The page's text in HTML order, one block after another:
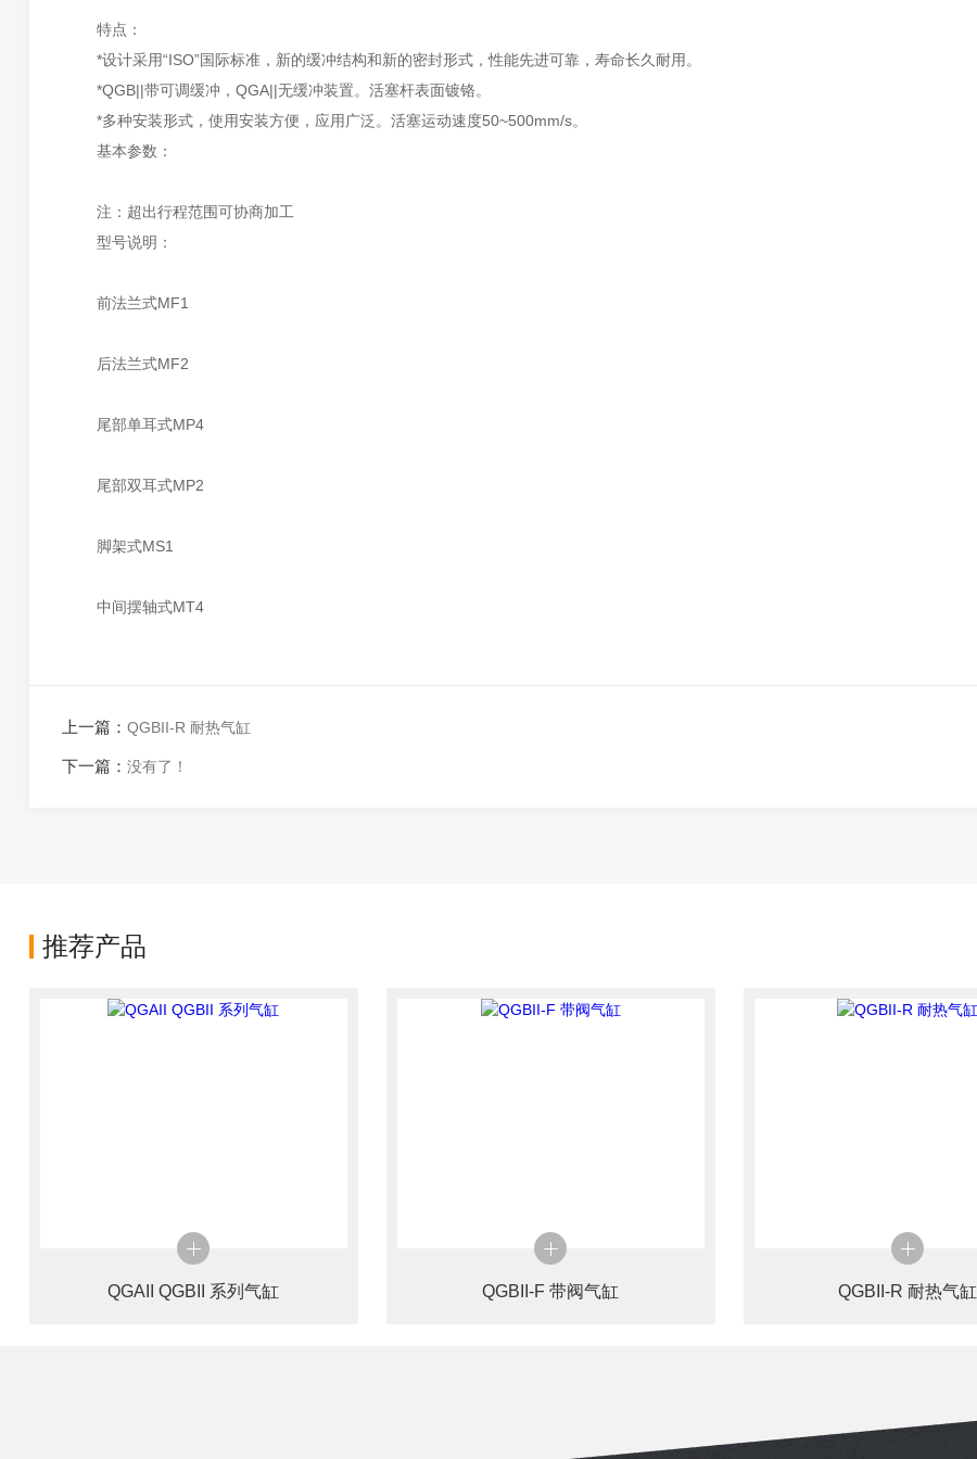
特点：
*设计采用“ISO”国际标准，新的缓冲结构和新的密封形式，性能先进可靠，寿命长久耐用。
*QGB||带可调缓冲，QGA||无缓冲装置。活塞杆表面镀铬。
*多种安装形式，使用安装方便，应用广泛。活塞运动速度50~500mm/s。
基本参数：
注：超出行程范围可协商加工
型号说明：
前法兰式MF1
后法兰式MF2
尾部单耳式MP4
尾部双耳式MP2
脚架式MS1
中间摆轴式MT4
上一篇：QGBII-R 耐热气缸
下一篇：没有了！
推荐产品
QGAII QGBII 系列气缸 QGBII-F 带阀气缸 QGBII-R 耐热气缸